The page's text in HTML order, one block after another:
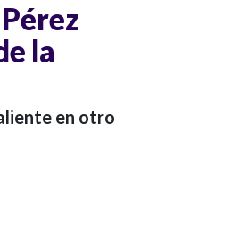
la
en otro